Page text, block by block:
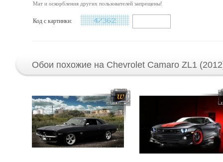
Мат и оскорбления других пользователей запрещены!
Код с картинки:
Обои похожие на Chevrolet Camaro ZL1